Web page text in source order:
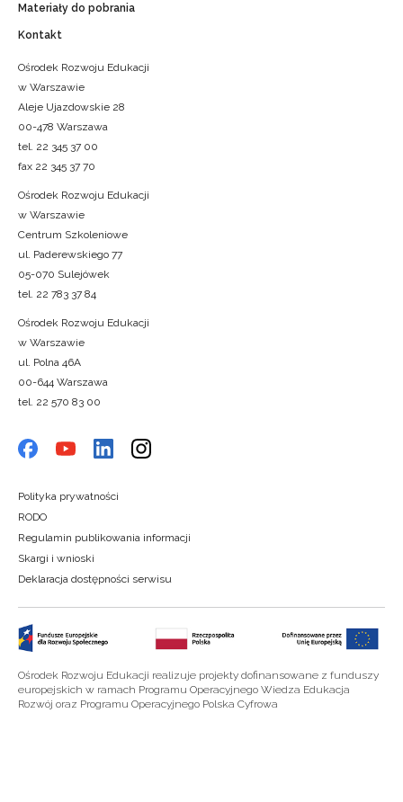
Materiały do pobrania
Kontakt
Ośrodek Rozwoju Edukacji
w Warszawie
Aleje Ujazdowskie 28
00-478 Warszawa
tel. 22 345 37 00
fax 22 345 37 70
Ośrodek Rozwoju Edukacji
w Warszawie
Centrum Szkoleniowe
ul. Paderewskiego 77
05-070 Sulejówek
tel. 22 783 37 84
Ośrodek Rozwoju Edukacji
w Warszawie
ul. Polna 46A
00-644 Warszawa
tel. 22 570 83 00
Polityka prywatności
RODO
Regulamin publikowania informacji
Skargi i wnioski
Deklaracja dostępności serwisu
Ośrodek Rozwoju Edukacji realizuje projekty dofinansowane z funduszy
europejskich w ramach Programu Operacyjnego Wiedza Edukacja
Rozwój oraz Programu Operacyjnego Polska Cyfrowa